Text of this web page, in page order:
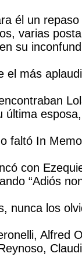
él un
varias
su
el más
última
faltó In
con
“Adiós
nunca los
Alfred